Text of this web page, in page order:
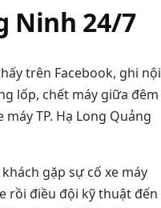
Ninh 24/7
trên Facebook, ghi nội
lốp, chết máy giữa đêm
TP. Hạ Long Quảng
gặp sự cố xe máy
rồi điều đội kỹ thuật đến